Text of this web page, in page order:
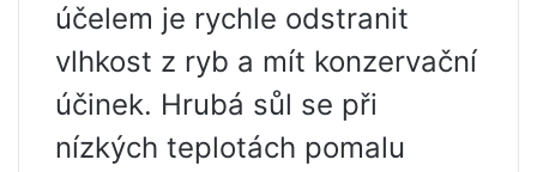
účelem je rychle odstranit
vlhkost z ryb a mít konzervační
účinek. Hrubá sůl se při
nízkých teplotách pomalu